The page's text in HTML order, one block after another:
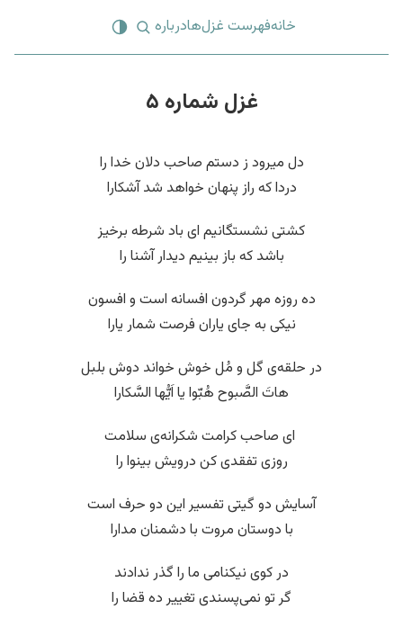
خانهفهرست غزل‌هادرباره
غزل شماره ۵
دل میرود ز دستم صاحب دلان خدا را
دردا که راز پنهان خواهد شد آشکارا
کشتی نشستگانیم ای باد شرطه برخیز
باشد که باز بینیم دیدار آشنا را
ده روزه مهر گردون افسانه است و افسون
نیکی به جای یاران فرصت شمار یارا
در حلقه‌ی گل و مُل خوش خواند دوش بلبل
هاتَ الصَّبوح هُبّوا یا اَیُّها السَّکارا
‌ ای صاحب کرامت شکرانه‌ی سلامت
روزی تفقدی کن درویش بینوا را
آسایش دو گیتی تفسیر این دو حرف است
با دوستان مروت با دشمنان مدارا
در کوی نیکنامی ما را گذر ندادند
گر تو نمی‌پسندی تغییر ده قضا را